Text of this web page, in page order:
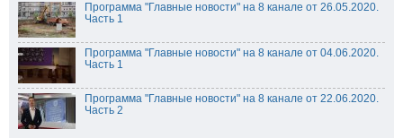
Программа "Главные новости" на 8 канале от 26.05.2020.
Часть 1
Программа "Главные новости" на 8 канале от 04.06.2020.
Часть 1
Программа "Главные новости" на 8 канале от 22.06.2020.
Часть 2